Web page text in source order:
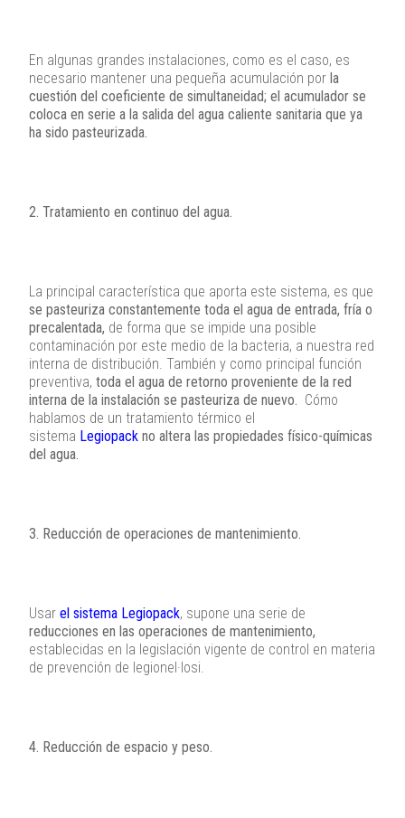
En algunas grandes instalaciones, como es el caso, es
necesario mantener una pequeña acumulación por la
cuestión del coeficiente de simultaneidad; el acumulador se
coloca en serie a la salida del agua caliente sanitaria que ya
ha sido pasteurizada.
2. Tratamiento en continuo del agua.
La principal característica que aporta este sistema, es que
se pasteuriza constantemente toda el agua de entrada, fría o
precalentada, de forma que se impide una posible
contaminación por este medio de la bacteria, a nuestra red
interna de distribución. También y como principal función
preventiva, toda el agua de retorno proveniente de la red
interna de la instalación se pasteuriza de nuevo. Cómo
hablamos de un tratamiento térmico el
sistema Legiopack no altera las propiedades físico-químicas
del agua.
3. Reducción de operaciones de mantenimiento.
Usar el sistema Legiopack, supone una serie de
reducciones en las operaciones de mantenimiento,
establecidas en la legislación vigente de control en materia
de prevención de legionel·losi.
4. Reducción de espacio y peso.